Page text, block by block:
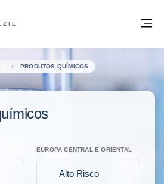
FOR TRADE - SITE DO GRUPO
PRODUTOS QUÍMICOS
EUROPA CENTRAL E ORIENTAL
Alto Risco